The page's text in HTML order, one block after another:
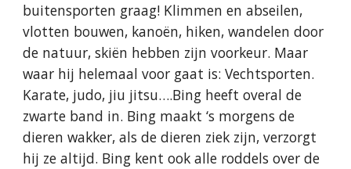
buitensporten graag! Klimmen en abseilen,
vlotten bouwen, kanoën, hiken, wandelen door
de natuur, skiën hebben zijn voorkeur. Maar
waar hij helemaal voor gaat is: Vechtsporten.
Karate, judo, jiu jitsu….Bing heeft overal de
zwarte band in. Bing maakt ‘s morgens de
dieren wakker, als de dieren ziek zijn, verzorgt
hij ze altijd. Bing kent ook alle roddels over de